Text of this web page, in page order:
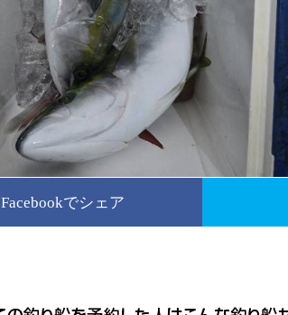
Facebookでシェア